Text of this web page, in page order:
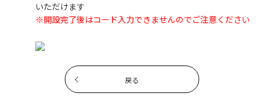
いただけます
※開設完了後はコード入力できませんのでご注意ください
戻る